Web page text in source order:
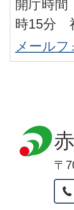
開庁時
時15分
メール
〒